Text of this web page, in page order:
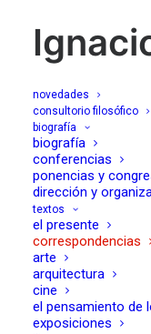
novedades
consultorio filosófico
biografía
biografía
conferencias
ponencias y
dirección y
textos
el presente
correspondencias
arte
arquitectura
cine
el pensamiento de
exposiciones
08/10/2017